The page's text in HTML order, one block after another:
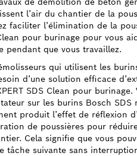
l’air du chantier de la
faciliter l’élimination de la
pour burinage pour vous
pendant que vous travaillez.
qui utilisent les
d’une solution efficace
SDS Clean pour
sur les burins Bosch SDS
produit l’effet de réflexion
de poussières pour
Cela signifie que vous
tâche suivante sans